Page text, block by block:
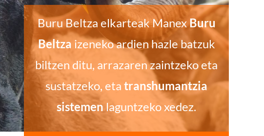
Buru Beltza elkarteak ManexBuru
Beltza izeneko ardien hazle batzuk
biltzen ditu, arrazaren zaintzeko eta
sustatzeko, eta transhumantzia
sistemen laguntzeko xedez.